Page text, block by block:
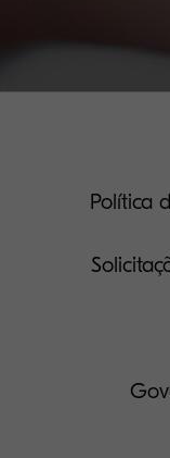
Política